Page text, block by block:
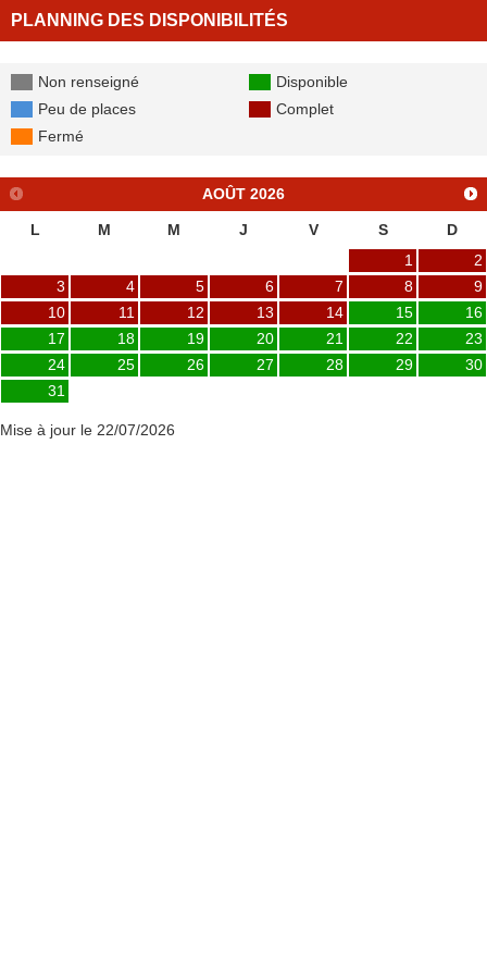
PLANNING DES DISPONIBILITÉS
Non renseigné
Disponible
Peu de places
Complet
Fermé
AOÛT 2026
L M M J V S
D
1
2
3
4 5 6 7 8
9
10
11 12 13 14 15
16
17
18 19 20 21 22
23
24
25 26 27 28 29
30
31
Mise à jour le 22/07/2026